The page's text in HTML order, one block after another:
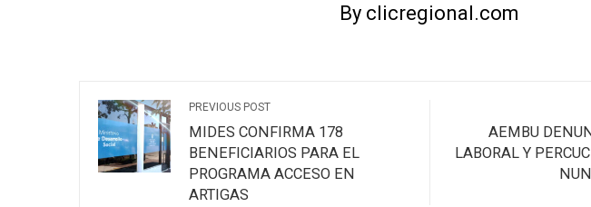
By clicregional.com
PREVIOUS POST
MIDES CONFIRMA 178
BENEFICIARIOS PARA EL
PROGRAMA ACCESO EN
ARTIGAS
AEMBU
LABORAL Y